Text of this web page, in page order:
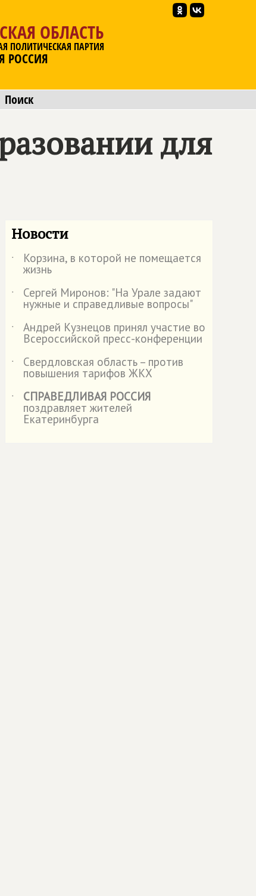
ОБЛАСТЬ
ПОЛИТИЧЕСКАЯ ПАРТИЯ
РОССИЯ
Поиск
для
Новости
˙ Корзина, в которой не помещается
жизнь
˙
Сергей Миронов: "На Урале задают
нужные и справедливые вопросы"
˙
Андрей Кузнецов принял участие во
Всероссийской пресс-конференции
˙
Свердловская область – против
повышения тарифов ЖКХ
˙
СПРАВЕДЛИВАЯ РОССИЯ
поздравляет жителей
Екатеринбурга